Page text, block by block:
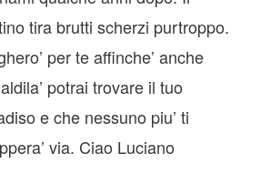
tira brutti scherzi purtroppo.
per te affinche’ anche
potrai trovare il tuo
e che nessuno piu’ ti
via. Ciao Luciano